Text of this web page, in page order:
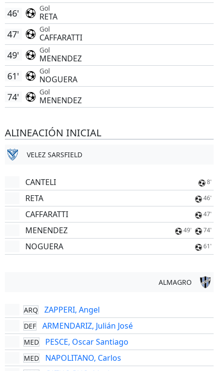
Gol
RETA
46'
Gol
CAFFARATTI
47'
Gol
MENENDEZ
49'
Gol
NOGUERA
61'
Gol
MENENDEZ
74'
ALINEACIÓN INICIAL
VELEZ SARSFIELD
CANTELI 8'
RETA 46'
CAFFARATTI 47'
MENENDEZ 49' 74'
NOGUERA 61'
ALMAGRO
ARQ ZAPPERI, Angel
DEF ARMENDARIZ, Julián José
MED PESCE, Oscar Santiago
MED NAPOLITANO, Carlos